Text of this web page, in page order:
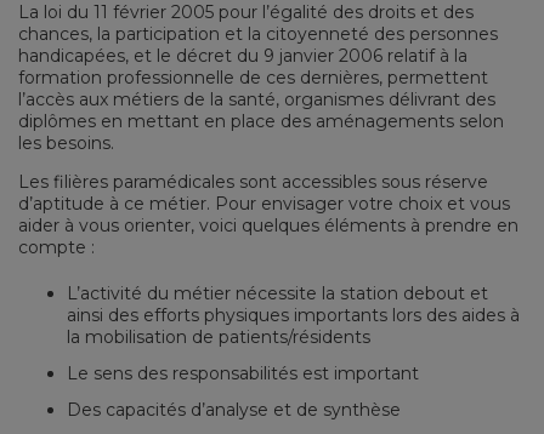
La loi du 11 février 2005 pour l’égalité des droits et des
chances, la participation et la citoyenneté des personnes
handicapées, et le décret du 9 janvier 2006 relatif à la
formation professionnelle de ces dernières, permettent
l’accès aux métiers de la santé, organismes délivrant des
diplômes en mettant en place des aménagements selon
les besoins.
Les filières paramédicales sont accessibles sous réserve
d’aptitude à ce métier. Pour envisager votre choix et vous
aider à vous orienter, voici quelques éléments à prendre en
compte :
L’activité du métier nécessite la station debout et
ainsi des efforts physiques importants lors des aides à
la mobilisation de patients/résidents
Le sens des responsabilités est important
Des capacités d’analyse et de synthèse